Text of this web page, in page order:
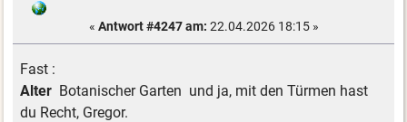
« Antwort #4247 am: 22.04.2026 18:15 »
Fast :
Alter Botanischer Garten und ja, mit den Türmen hast
du Recht, Gregor.